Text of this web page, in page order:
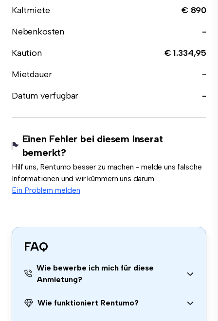
Kaltmiete
€ 890
Nebenkosten
-
Kaution
€ 1.334,95
Mietdauer
-
Datum verfügbar
-
Einen Fehler bei diesem Inserat
bemerkt?
Hilf uns, Rentumo besser zu machen - melde uns falsche
Informationen und wir kümmern uns darum.
Ein Problem melden
FAQ
Wie bewerbe ich mich für diese
Anmietung?
Wie funktioniert Rentumo?